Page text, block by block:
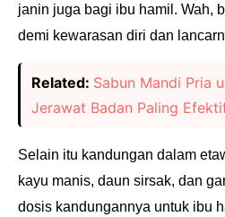
janin juga bagi ibu hamil. Wah,
demi kewarasan diri dan
Related: Sabun Mandi Pria
Jerawat Badan Paling
Selain itu kandungan dalam
kayu manis, daun sirsak, dan
dosis kandungannya untuk ibu